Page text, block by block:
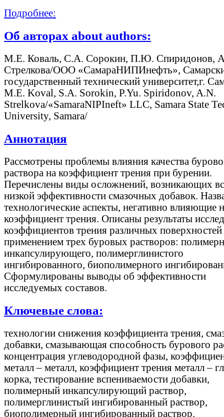
Подробнее:
Об авторах about authors:
М.Е. Коваль, С.А. Сорокин, П.Ю. Спиридонов,
Стрелкова/ООО «СамараНИПИнефть»,
государственный технический университет,г.
М.Е. Koval, S.А. Sorokin, P.Yu. Spiridonov, A.N.
Strelkova/«SamaraNIPIneft» LLC, Samara State
University, Samara/
Аннотация
Рассмотрены проблемы влияния качества
раствора на коэффициент трения при бурении.
Перечислены виды осложнений, возникающих
низкой эффективности смазочных добавок.
технологические аспекты, негативно влияющие
коэффициент трения. Описаны результаты
коэффициентов трения различных поверхностей
применением трех буровых растворов:
инкапсулирующего, полимерглинистого
ингибированного, биополимерного
Сформулированы выводы об эффективности
исследуемых составов.
Ключевые слова:
технологии снижения коэффициента трения,
добавки, смазывающая способность бурового
концентрация углеводородной фазы,
металл – металл, коэффициент трения металл –
корка, тестирование вспениваемости добавки,
полимерный инкапсулирующий раствор,
полимерглинистый ингибированный раствор,
биополимерный ингибированный раствор.